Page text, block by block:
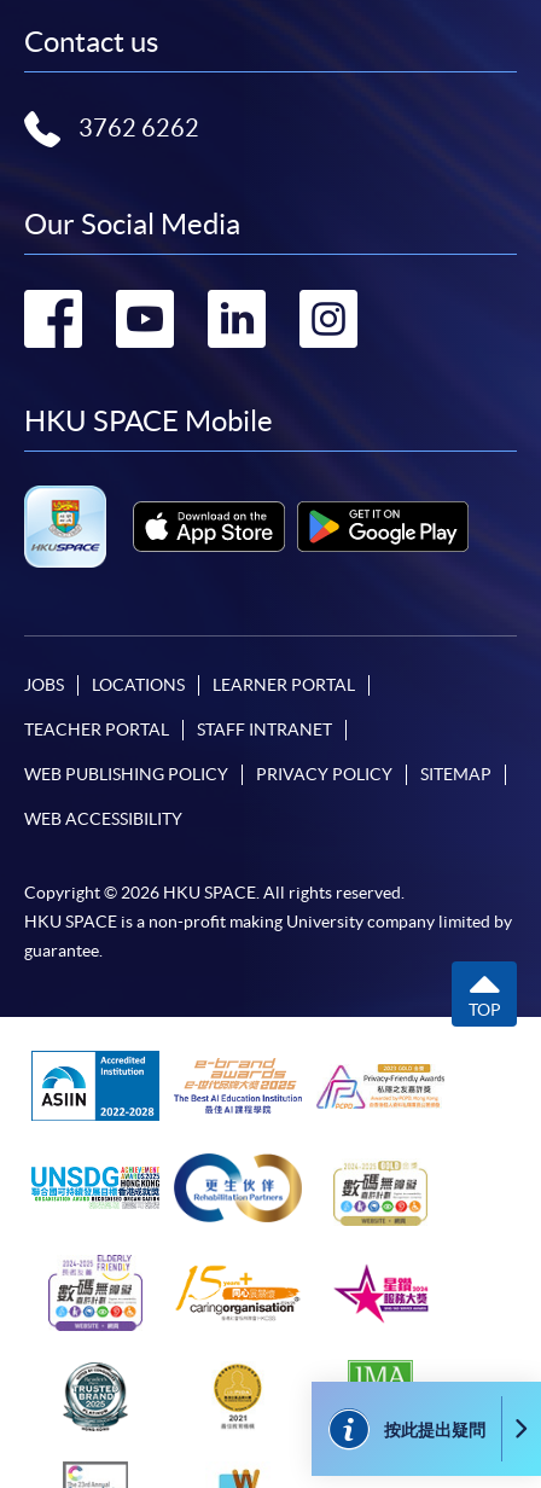
繳費靈網上服務
定繳費靈網上密碼。有關如何申請繳費靈戶口及密
Mastercard卡」）繳付學費。
*香港大學專業進修學院Mastercard卡持有人如欲享用十個
月免息分期付款優惠，必須親臨本學院設有報名服務的教
學中心作付款安排。
如欲了解如何於網上報讀新課程及繳費，請瀏覽網上
申請/報讀指南 :
-短期課程
-個別學歷頒授課程
報讀同一學歷頒授課程內其他單元
個別課程為須報讀同一學歷頒授課程及其他單元或繳
交下期學費的學員，提供網上服務，如學員就讀的課
網上支付可通過「繳費靈」(PPS) (不適用於手機)、
繳付學費。
報讀新課程
凡以「先到先得」為取錄方式的課程，請填妥
SF26報名表，親往報名中心
或以郵遞方式連同學
費以及所需證明文件呈交。
[下載報名表SF26]
申請學歷頒授及專業課程可能需要其他資料，報名
表可向報名中心或有關課程負責人索取。填妥申請
表格後，請連同報名費/學費以及所需證明文件親
往報名中心或以郵遞方式遞交。
按此提出疑問
折
Contact us
3762 6262
Our Social Media
Go
facebook
Go
youtube
Go
linkedin
Go
HKU SPACE Mobile
JOBS LOCATIONS LEARNER PORTAL
TEACHER PORTAL STAFF INTRANET
WEB PUBLISHING POLICY PRIVACY POLICY SITEMAP
WEB ACCESSIBILITY
Copyright © 2026 HKU SPACE. All rights reserved.
HKU SPACE is a non-profit making University company limited by
guarantee.
TOP